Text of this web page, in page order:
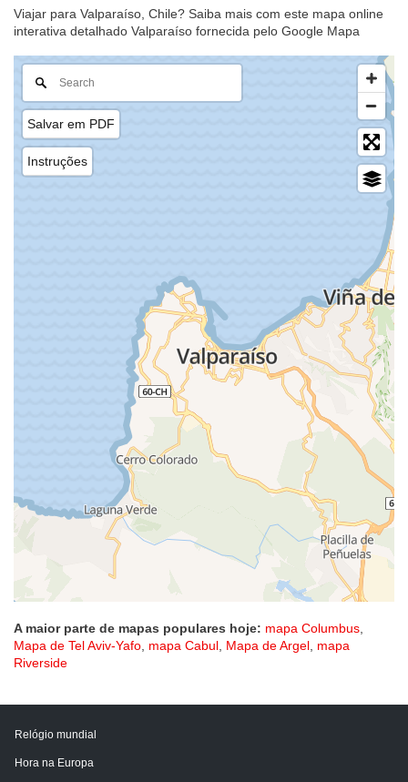
Viajar para Valparaíso, Chile? Saiba mais com este mapa online
interativa detalhado Valparaíso fornecida pelo Google Mapa
Salvar em PDF
Instruções
A maior parte de mapas populares hoje: mapa Columbus,
Mapa de Tel Aviv-Yafo, mapa Cabul, Mapa de Argel, mapa
Riverside
Relógio mundial
Hora na Europa